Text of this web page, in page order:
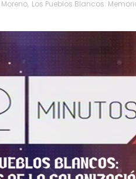
, Los Pueblos Blancos: